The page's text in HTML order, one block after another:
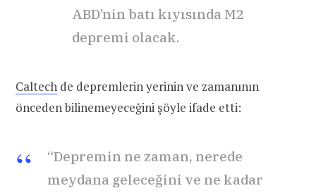
ABD’nin batı kıyısında M2
depremi olacak.
Caltech de depremlerin yerinin ve zamanının
önceden bilinemeyeceğini şöyle ifade etti:
“Depremin ne zaman, nerede
meydana geleceğini ve ne kadar